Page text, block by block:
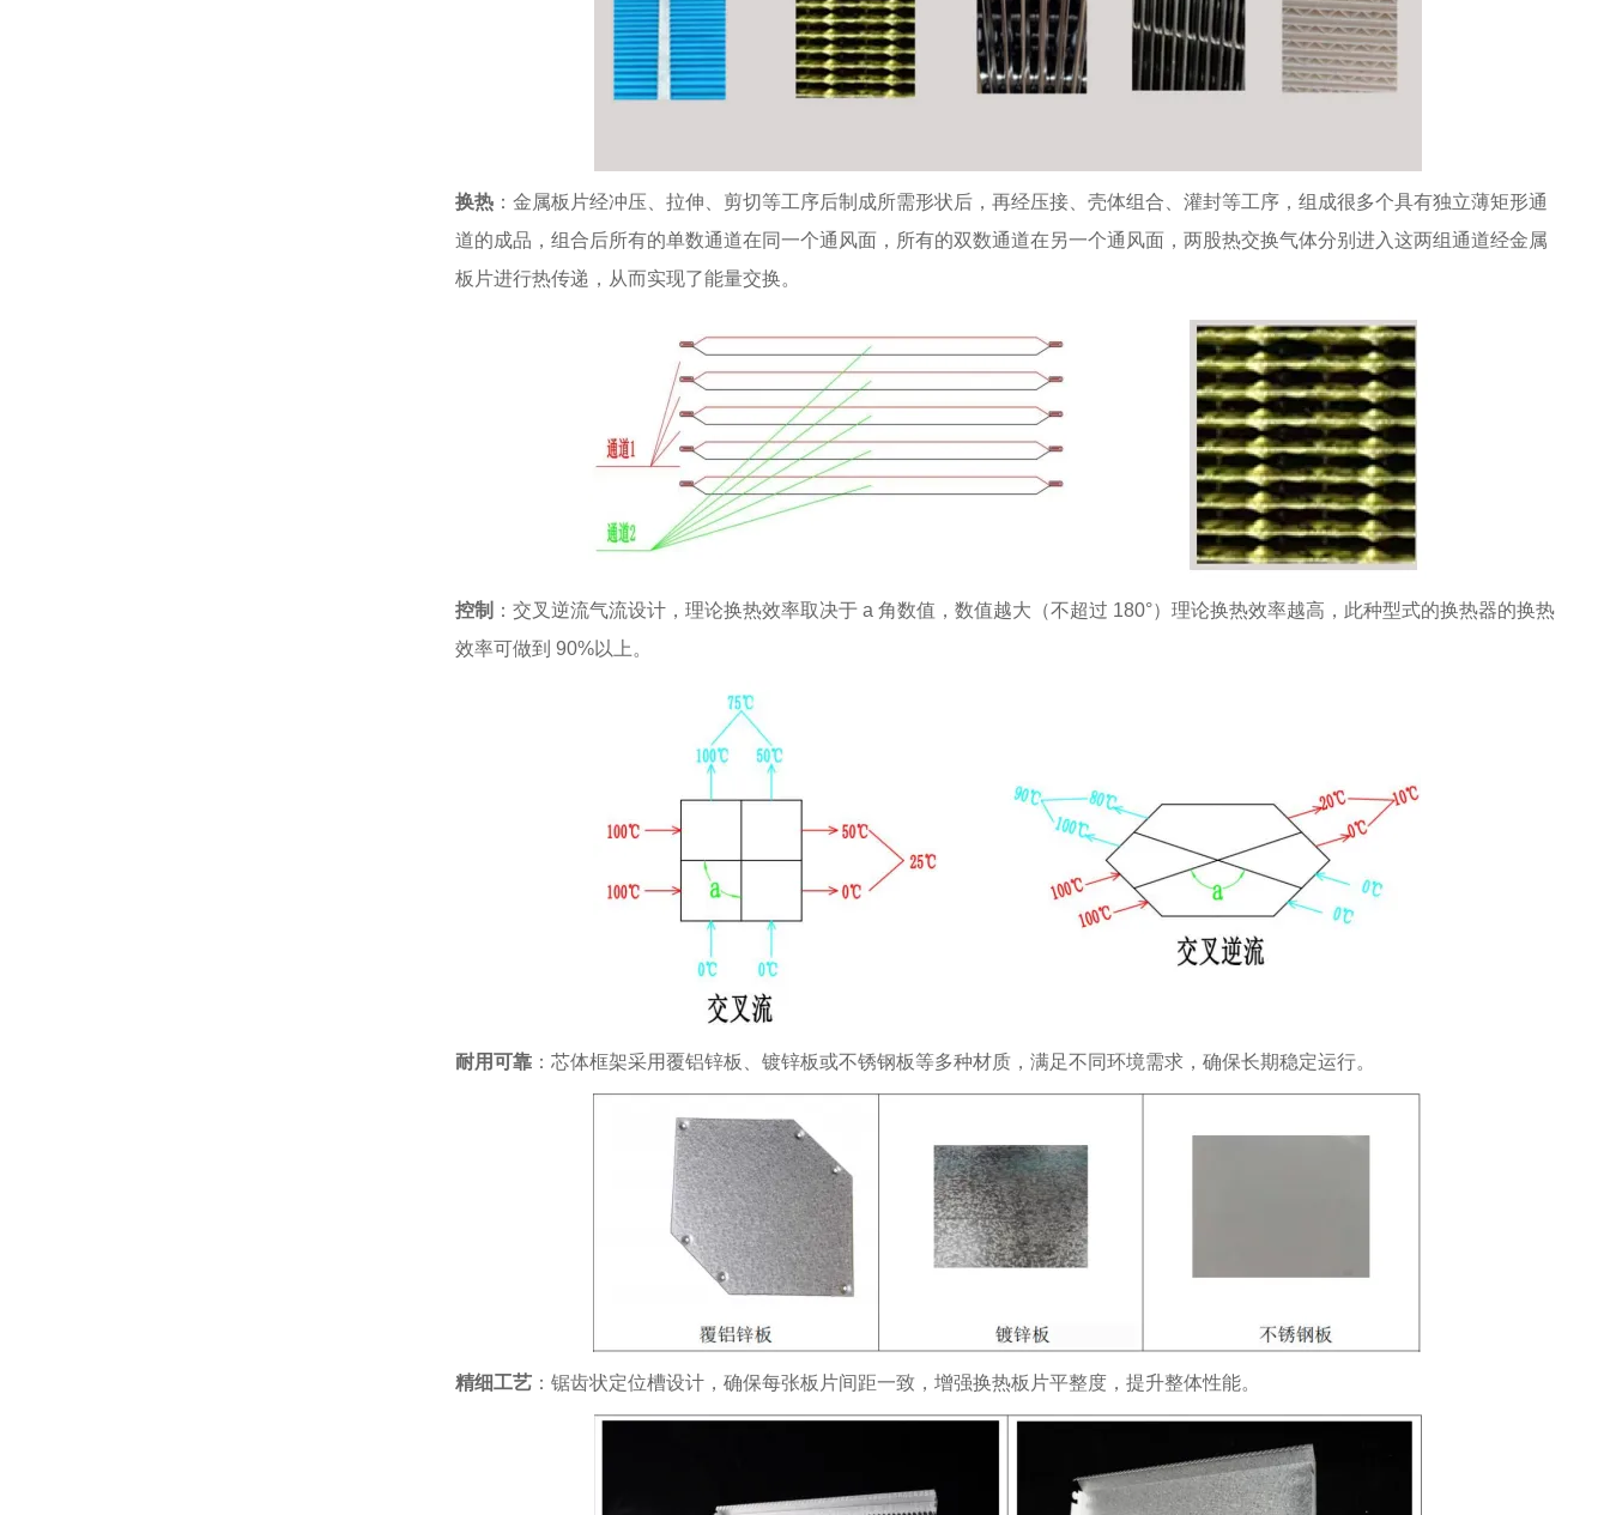
换热 ：金属板片经冲压、拉伸、剪切等工序后制成所需形状后，再经压接、壳体组合、灌封等工序，组成很多个具有独立薄矩形通
道的成品，组合后所有的单数通道在同一个通风面，所有的双数通道在另一个通风面，两股热交换气体分别进入这两组通道经金属
板片进行热传递，从而实现了能量交换。
控制 ：交叉逆流气流设计，理论换热效率取决于 a 角数值，数值越大（不超过 180°）理论换热效率越高，此种型式的换热器的换热
效率可做到 90%以上。
耐用可靠 ：芯体框架采用覆铝锌板、镀锌板或不锈钢板等多种材质，满足不同环境需求，确保长期稳定运行。
精细工艺 ：锯齿状定位槽设计，确保每张板片间距一致，增强换热板片平整度，提升整体性能。